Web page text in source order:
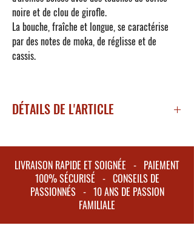
noire et de clou de girofle.
La bouche, fraîche et longue, se caractérise
par des notes de moka, de réglisse et de
cassis.
DÉTAILS DE L'ARTICLE
Région : Côte de Nuits
Appellation : Vosne Romanée
Degré d'alcool : 13.5 %
Encépagement : Pinot noir (100%)
Age moyen des vignes : 30 ans
LIVRAISON RAPIDE ET SOIGNÉE - PAIEMENT
100% SÉCURISÉ - CONSEILS DE
PASSIONNÉS - 10 ANS DE PASSION
FAMILIALE